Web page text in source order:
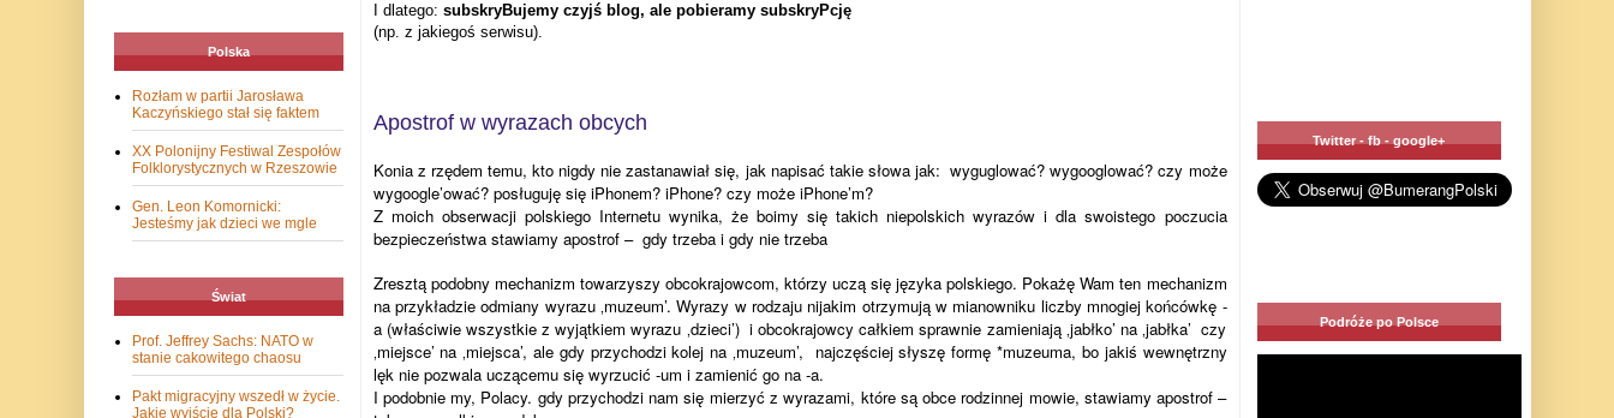
I dlatego: subskryBujemy czyjś blog, ale pobieramy subskryPcję
(np. z jakiegoś serwisu).
Apostrof w wyrazach obcych
Konia z rzędem temu, kto nigdy nie zastanawiał się, jak napisać takie słowa jak: wyguglować? wygooglować? czy może
wygoogle’ować? posługuję się iPhonem? iPhone? czy może iPhone’m?
Z moich obserwacji polskiego Internetu wynika, że boimy się takich niepolskich wyrazów i dla swoistego poczucia
bezpieczeństwa stawiamy apostrof – gdy trzeba i gdy nie trzeba
Zresztą podobny mechanizm towarzyszy obcokrajowcom, którzy uczą się języka polskiego. Pokażę Wam ten mechanizm
na przykładzie odmiany wyrazu ‚muzeum’. Wyrazy w rodzaju nijakim otrzymują w mianowniku liczby mnogiej końcówkę -
a (właściwie wszystkie z wyjątkiem wyrazu ‚dzieci’) i obcokrajowcy całkiem sprawnie zamieniają ‚jabłko’ na ‚jabłka’ czy
‚miejsce’ na ‚miejsca’, ale gdy przychodzi kolej na ‚muzeum’, najczęściej słyszę formę *muzeuma, bo jakiś wewnętrzny
lęk nie pozwala uczącemu się wyrzucić -um i zamienić go na -a.
I podobnie my, Polacy. gdy przychodzi nam się mierzyć z wyrazami, które są obce rodzinnej mowie, stawiamy apostrof –
Polska
Rozłam w partii Jarosława
Kaczyńskiego stał się faktem
XX Polonijny Festiwal Zespołów
Folklorystycznych w Rzeszowie
Gen. Leon Komornicki:
Jesteśmy jak dzieci we mgle
Świat
Prof. Jeffrey Sachs: NATO w
stanie cakowitego chaosu
Pakt migracyjny wszedł w życie.
Jakie wyjście dla Polski?
Twitter - fb - google+
Podróże po Polsce